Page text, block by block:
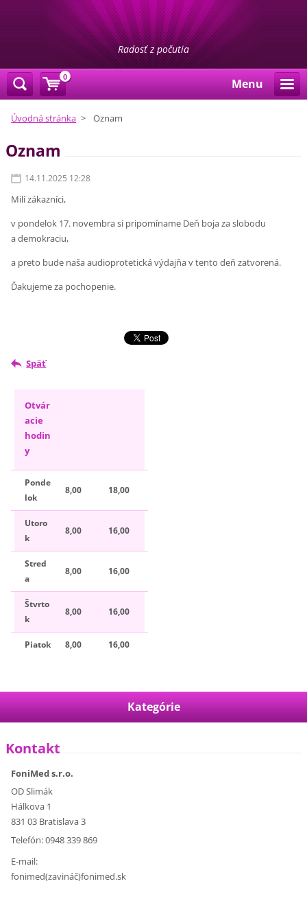
Radosť z počutia
Menu
Úvodná stránka > Oznam
Oznam
14.11.2025 12:28
Milí zákazníci,
v pondelok 17. novembra si pripomíname Deň boja za slobodu
a demokraciu,
a preto bude naša audioprotetická výdajňa v tento deň zatvorená.
Ďakujeme za pochopenie.
Späť
Otvár
acie
hodin
y
Ponde
lok
8,00 18,00
Utoro
k
8,00 16,00
Stred
a
8,00 16,00
Štvrto
k
8,00 16,00
Piatok 8,00 16,00
Kategórie
Kontakt
FoniMed s.r.o.
OD Slimák
Hálkova 1
831 03 Bratislava 3
Telefón: 0948 339 869
E-mail:
fonimed(zavináč)fonimed.sk
0